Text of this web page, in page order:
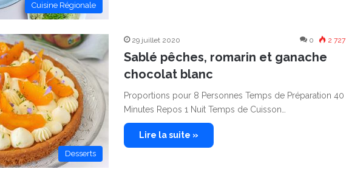
Cuisine Régionale
Desserts
29 juillet 2020 0 2 727
Sablé pêches, romarin et ganache
chocolat blanc
Proportions pour 8 Personnes Temps de Préparation 40
Minutes Repos 1 Nuit Temps de Cuisson…
Lire la suite »